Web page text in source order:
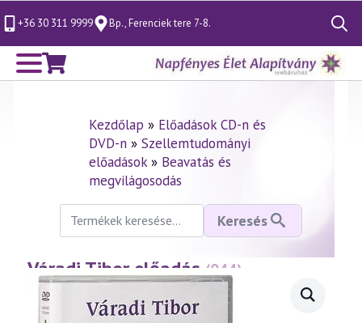
+36 30 311 9999 Bp., Ferenciek tere 7-8.
Search
for:
Kezdőlap » Előadások CD-n és
DVD-n» Szellemtudományi
előadások» Beavatás és
megvilágosodás
Keresés
következőre:
Keresés
Váradi Tibor előadás (044)
Beavatási rendszerek
(1997.12.08.)